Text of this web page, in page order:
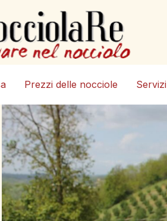
Prezzi delle nocciole Servizi